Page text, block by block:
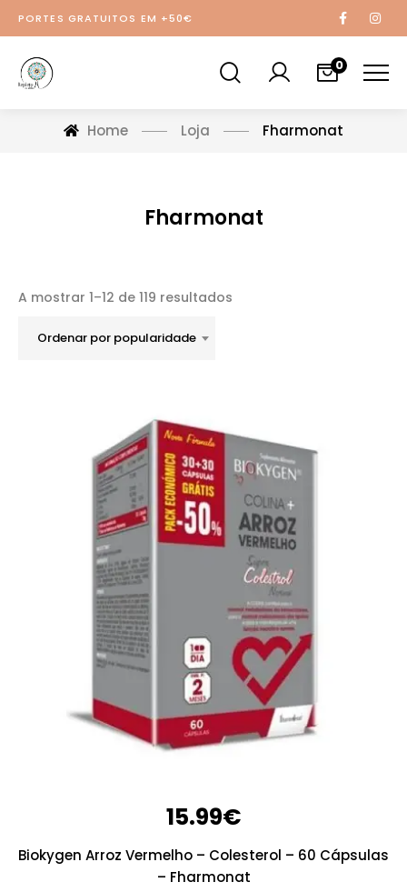
PORTES GRATUITOS EM +50€
0
Home Loja Fharmonat
Fharmonat
A mostrar 1–12 de 119 resultados
Ordenar por popularidade
15.99€
Biokygen Arroz Vermelho – Colesterol – 60 Cápsulas
– Fharmonat